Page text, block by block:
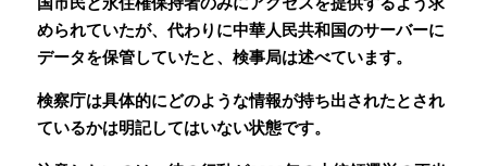
められていたが、代わりに中華人民共和国のサーバーに
データを保管していたと、検事局は述べています。
検察庁は具体的にどのような情報が持ち出されたとされ
ているかは明記してはいない状態です。